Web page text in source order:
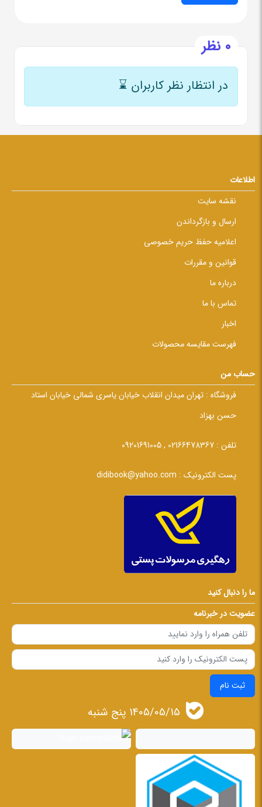
0 نظر
در انتظار نظر کاربران ⌛
اطلاعات
نقشه سایت
ارسال و بازگرداندن
اعلامیه حفظ حریم خصوصی
قوانین و مقررات
درباره ما
تماس با ما
اخبار
فهرست مقایسه محصولات
حساب من
فروشگاه : تهران میدان انقلاب خیابان یاسری شمالی خیابان استاد
حسن بهزاد
تلفن : 02166478367 , 09201691005
پست الکترونیک : didibook@yahoo.com
ما را دنبال کنید
عضویت در خبرنامه
ثبت نام
1405/05/15 پنج شنبه